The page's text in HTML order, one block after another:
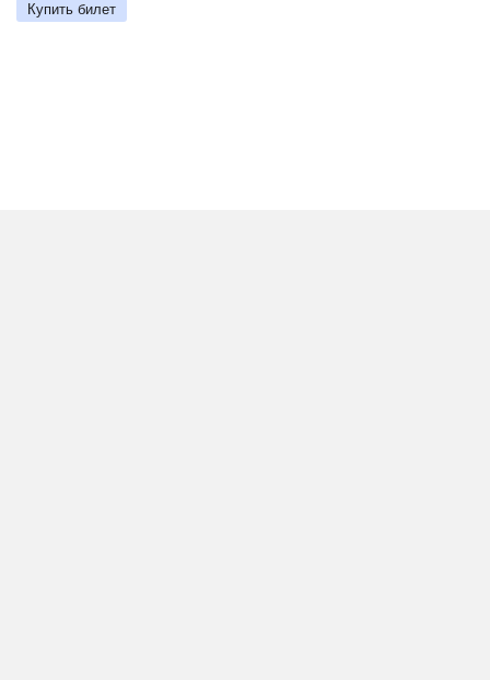
Купить билет